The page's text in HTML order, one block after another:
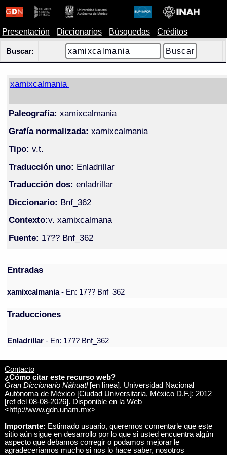
Presentación Diccionarios Búsquedas Créditos
Buscar:
xamixcalmania
Paleografía: xamixcalmania
Grafía normalizada: xamixcalmania
Tipo: v.t.
Traducción uno: Enladrillar
Traducción dos: enladrillar
Diccionario: Bnf_362
Contexto:v. xamixcalmana
Fuente: 17?? Bnf_362
Entradas
xamixcalmania- En: 17?? Bnf_362
Traducciones
Enladrillar - En: 17?? Bnf_362
Contacto
¿Cómo citar este recurso web?
Gran Diccionario Náhuatl[en línea]. Universidad Nacional
Autónoma de México [Ciudad Universitaria, México D.F.]: 2012
[ref del 08-08-2026]. Disponible en la Web
<http://www.gdn.unam.mx>
Importante: Estimado usuario, queremos comentarle que este
sitio aún sigue en desarrollo por lo que si usted encuentra algún
aspecto que debamos corregir o podamos mejorar le
agradeceríamos mucho si nos lo hace saber, nosotros